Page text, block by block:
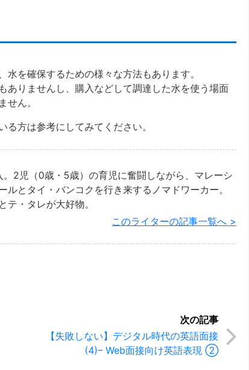
を確保するための様々な方法もあります。
ありませんし、購入などして調達した水を使う場面
せん。
方は参考にしてみてください。
。2児（0歳・5歳）の育児に奮闘しながら、マレーシ
ルとタイ・バンコクを行き来するノマドワーカー。
テ・タレが大好物。
このライターの記事一覧へ >
【失敗しない】デジタル時代の英語面接
(4)– Web面接向け英語表現 ②